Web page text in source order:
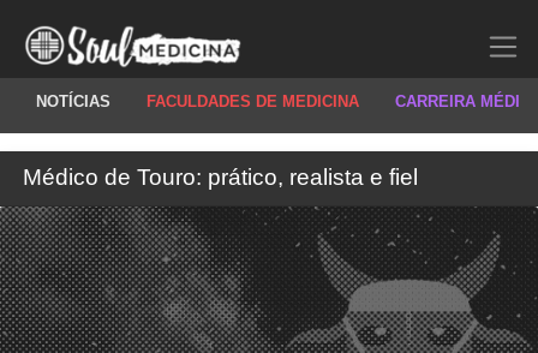
NOTÍCIAS FACULDADES DE MEDICINA CARREIRA
Médico de Touro: prático, realista e fiel